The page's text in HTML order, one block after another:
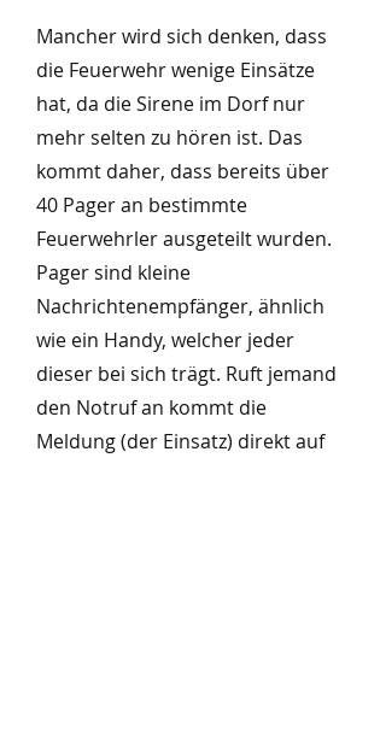
Mancher wird sich denken, dass
die Feuerwehr wenige Einsätze
hat, da die Sirene im Dorf nur
mehr selten zu hören ist. Das
kommt daher, dass bereits über
40 Pager an bestimmte
Feuerwehrler ausgeteilt wurden.
Pager sind kleine
Nachrichtenempfänger, ähnlich
wie ein Handy, welcher jeder
dieser bei sich trägt. Ruft jemand
den Notruf an kommt die
Meldung (der Einsatz) direkt auf